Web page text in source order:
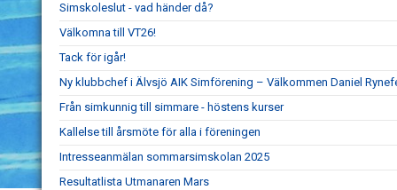
Simskoleslut - vad händer då?
Välkomna till VT26!
Tack för igår!
Ny klubbchef i Älvsjö AIK Simförening – Välkommen Daniel
Från simkunnig till simmare - höstens kurser
Kallelse till årsmöte för alla i föreningen
Intresseanmälan sommarsimskolan 2025
Resultatlista Utmanaren Mars